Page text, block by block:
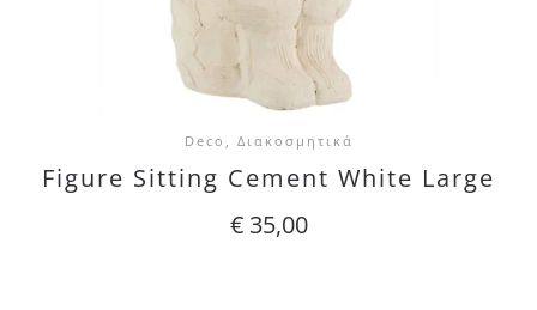
Deco, Διακοσμητικά
Figure Sitting Cement White Large
€35,00